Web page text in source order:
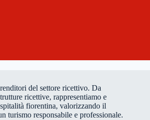
del settore ricettivo. Da
ricettive, rappresentiamo e
fiorentina, valorizzando il
turismo responsabile e professionale.